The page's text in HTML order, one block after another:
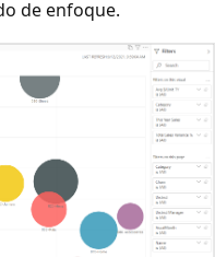
de enfoque.